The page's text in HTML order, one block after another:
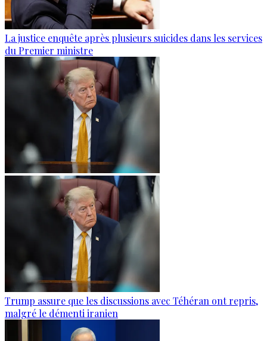
La justice enquête après plusieurs suicides dans les services
du Premier ministre
Trump assure que les discussions avec Téhéran ont repris,
malgré le démenti iranien